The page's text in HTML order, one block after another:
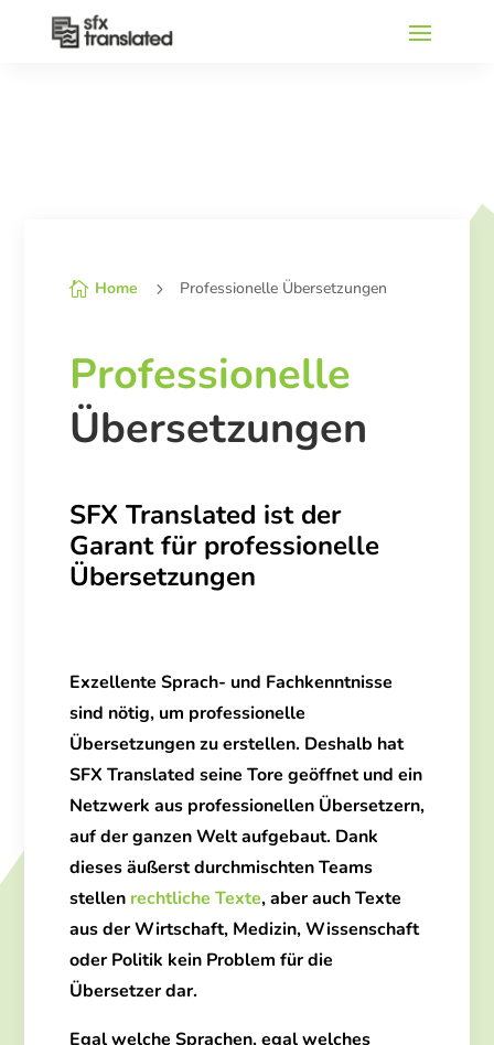
 Home 5 Professionelle Übersetzungen
Professionelle
Übersetzungen
SFX Translated ist der
Garant für professionelle
Übersetzungen
Exzellente Sprach- und Fachkenntnisse
sind nötig, um professionelle
Übersetzungenzu erstellen. Deshalb hat
SFX Translated seine Tore geöffnet und ein
Netzwerk aus professionellen Übersetzern,
auf der ganzen Welt aufgebaut. Dank
dieses äußerst durchmischten Teams
stellen rechtliche Texte, aber auch Texte
aus der Wirtschaft, Medizin, Wissenschaft
oder Politik kein Problem für die
Übersetzer dar.
Egal welche Sprachen, egal welches